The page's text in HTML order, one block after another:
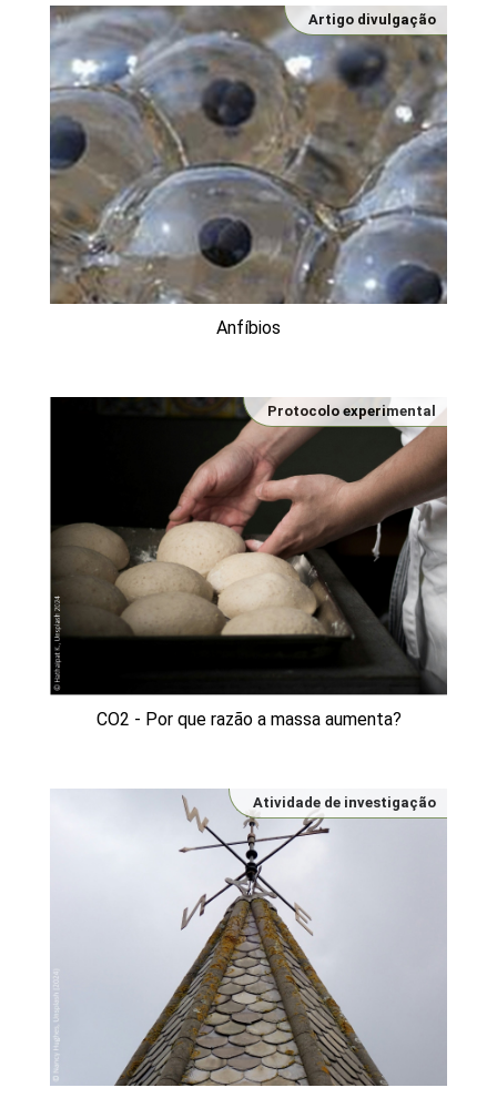
Anfíbios
Artigo divulgação
CO2 - Por que razão a massa aumenta?
Protocolo experimental
Atividade de investigação